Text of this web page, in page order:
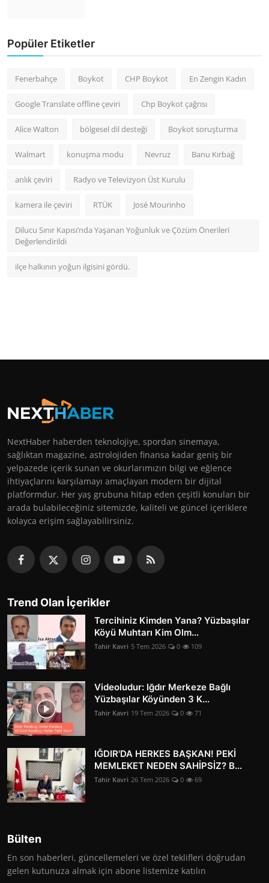
Popüler Etiketler
Fenerbahçe Boykot CHP Boykot En Zengin Kadın
Google Translate offline çeviri Chp Boykot çağrısı
Alice Walton bölgesel dil desteği Boykot soruşturma
Walmart konuşma modu Nevruz Banu Kırbağ
anlık çeviri Radyo ve Televizyon Üst Kurulu
kamera ile çeviri RTÜK José Mourinho
Dilucu Sınır Kapısı’nda Yaşanan Yoğunluk ve Çözüm Önerileri
Değerlendirildi
ilçe halkının yoğun ilgisini gördü.
NextHaber haberden teknolojiye, spordan sinemaya,
sağlıktan magazine, astrolojiden finansa kadar geniş bir
yelpazede içerik sunan ve okurlarımızın bilgi ve eğlence
ihtiyaçlarını karşılamayı amaçlayan modern bir dijital
platformdur. Her yaş grubuna hitap eden çeşitli konuları bir
arada bulabileceğiniz sitemizde, kaliteli ve güncel içeriklere
kolayca erişim sağlayabilirsiniz.
Trend Olan İçerikler
Tercihiniz Kimden Yana? Yüzbaşılar
Köyü Muhtarı Kim Olm...
Tahir Kavri 5 Tem 2026 0 109
Videoludur: Iğdır Merkeze Bağlı
Yüzbaşılar Köyünden 3 K...
Tahir Kavri 19 Tem 2026 0 71
IĞDIR'DA HERKES BAŞKAN! PEKİ
MEMLEKET NEDEN SAHİPSİZ? B...
Tahir Kavri 26 Tem 2026 0 69
Bülten
En son haberleri, güncellemeleri ve özel teklifleri doğrudan
gelen kutunuza almak için abone listemize katılın